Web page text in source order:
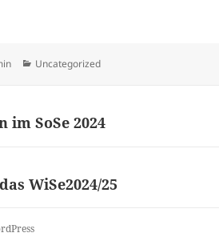
Kategorien
Uncategorized
im SoSe 2024
WiSe2024/25